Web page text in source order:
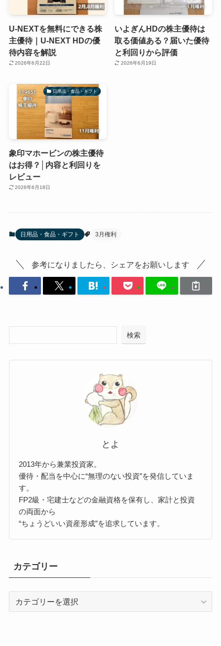
U-NEXTを無料にできる株
主優待｜U-NEXT HDの優
待内容を解説
2026年6月22日
いよぎんHDの株主優待は
取る価値ある？届いた優待
と利回りから評価
2026年6月19日
日用品・食品・ギフト
象印マホービンの株主優待
はお得？│内容と利回りを
レビュー
2026年6月18日
日用品・食品・ギフト 3月権利
参考になりましたら、シェアをお願いします
検索
とよ
2013年から兼業投資家。
優待・配当を中心に“無理のない投資”を発信していま
す。
FP2級・宅建士などの金融資格を保有し、家計と投資
の両面から
“ちょうどいい資産形成”を追求しています。
カテゴリー